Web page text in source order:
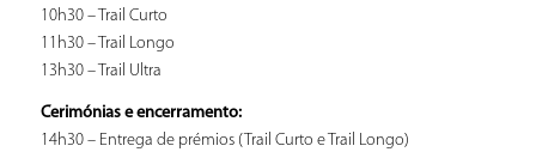
10h30 – Trail Curto
11h30 – Trail Longo
13h30 – Trail Ultra
Cerimónias e encerramento:
14h30 – Entrega de prémios (Trail Curto e Trail Longo)